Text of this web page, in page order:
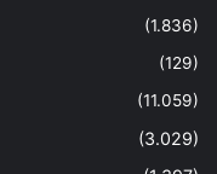
(1.836)
(129)
(11.059)
(3.029)